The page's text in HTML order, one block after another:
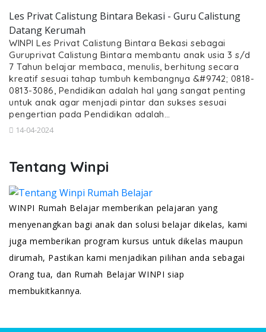
Les Privat Calistung Bintara Bekasi - Guru Calistung
Datang Kerumah
WINPI Les Privat Calistung Bintara Bekasi sebagai
Guruprivat Calistung Bintara membantu anak usia 3 s/d
7 Tahun belajar membaca, menulis, berhitung secara
kreatif sesuai tahap tumbuh kembangnya &#9742; 0818-
0813-3086, Pendidikan adalah hal yang sangat penting
untuk anak agar menjadi pintar dan sukses sesuai
pengertian pada Pendidikan adalah…
14-04-2024
Tentang Winpi
WINPI Rumah Belajar memberikan pelajaran yang
menyenangkan bagi anak dan solusi belajar dikelas, kami
juga memberikan program kursus untuk dikelas maupun
dirumah, Pastikan kami menjadikan pilihan anda sebagai
Orang tua, dan Rumah Belajar WINPI siap
membukitkannya.